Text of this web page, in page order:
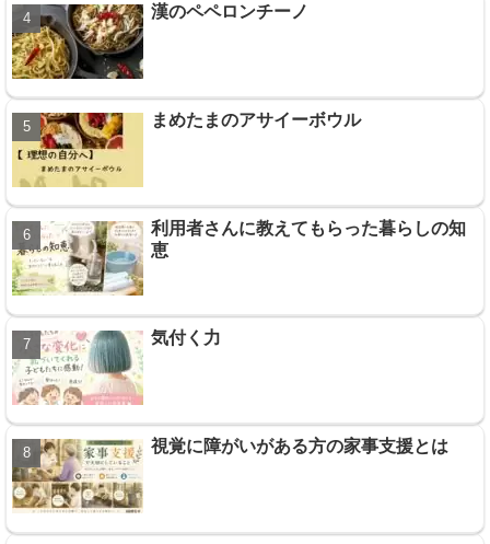
漢のペペロンチーノ
まめたまのアサイーボウル
利用者さんに教えてもらった暮らしの知
恵
気付く力
視覚に障がいがある方の家事支援とは